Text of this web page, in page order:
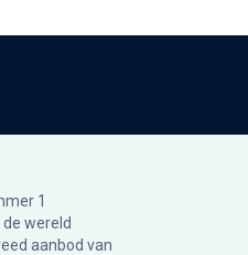
1
wereld
aanbod van